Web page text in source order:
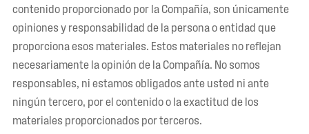
contenido proporcionado por la Compañía, son únicamente
opiniones y responsabilidad de la persona o entidad que
proporciona esos materiales. Estos materiales no reflejan
necesariamente la opinión de la Compañía. No somos
responsables, ni estamos obligados ante usted ni ante
ningún tercero, por el contenido o la exactitud de los
materiales proporcionados por terceros.